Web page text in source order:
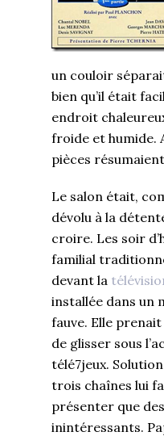
un couloir
bien qu’il était
endroit
froide et humide.
pièces
Le salon était,
dévolu à la
croire. Les soir
familial
devant la
installée dans un
fauve. Elle
de glisser sous
télé7jeux.
trois chaînes lui
présenter que
inintéressants.